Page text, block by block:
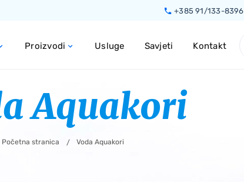
+385 91/133-8396
Proizvodi Usluge Savjeti Kontakt
Aquakori
Početna stranica / Voda Aquakori